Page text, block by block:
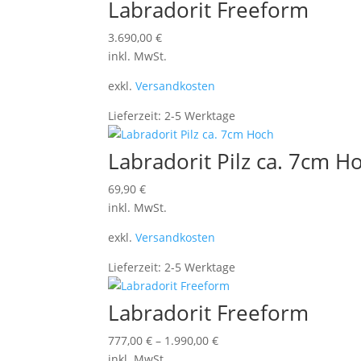
Labradorit Freeform
3.690,00€
inkl. MwSt.
exkl.Versandkosten
Lieferzeit:2-5 Werktage
Labradorit Pilz ca. 7cm
69,90€
inkl. MwSt.
exkl.Versandkosten
Lieferzeit:2-5 Werktage
Labradorit Freeform
777,00€ – 1.990,00€